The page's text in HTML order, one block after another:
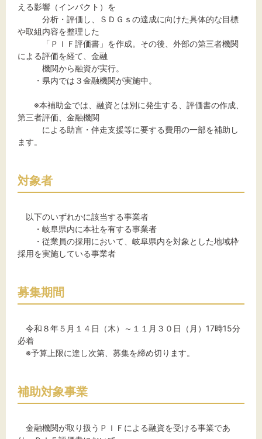
える影響（インパクト）を
分析・評価し、ＳＤＧｓの達成に向けた具体的な目標
や取組内容を整理した
「ＰＩＦ評価書」を作成。その後、外部の第三者機関
による評価を経て、金融
機関から融資が実行。
・県内では３金融機関が実施中。
※本補助金では、融資とは別に発生する、評価書の作成、
第三者評価、金融機関
による助言・伴走支援等に要する費用の一部を補助し
ます。
対象者
以下のいずれかに該当する事業者
・岐阜県内に本社を有する事業者
・従業員の採用において、岐阜県内を対象とした地域枠
採用を実施している事業者
募集期間
令和８年５月１４日（木）～１１月３０日（月）17時15分
必着
※予算上限に達し次第、募集を締め切ります。
補助対象事業
金融機関が取り扱うＰＩＦによる融資を受ける事業であ